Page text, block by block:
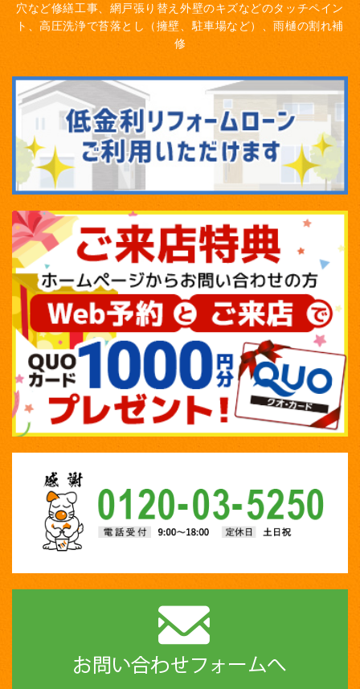
穴など修繕工事、網戸張り替え 外壁のキズなどのタッチペイン
ト、高圧洗浄で苔落とし（擁壁、駐車場など）、雨樋の割れ補
修